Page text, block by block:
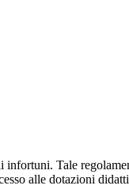
Tale
alle dotazioni